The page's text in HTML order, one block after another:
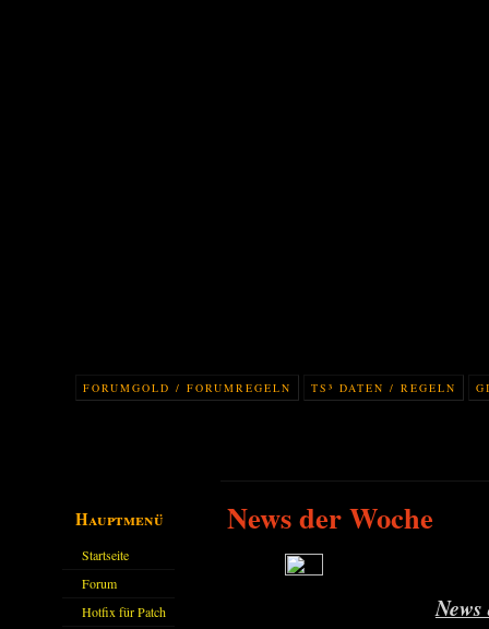
FORUMGOLD / FORUMREGELN TS³ DATEN / REGELN
Hauptmenü
Startseite
Forum
Hotfix für Patch
News der Woche